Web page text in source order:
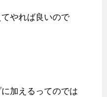
やれば良いので
加えるってのでは